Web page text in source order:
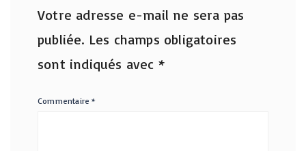
Votre adresse e-mail ne sera pas
publiée. Les champs obligatoires
sont indiqués avec *
Commentaire*